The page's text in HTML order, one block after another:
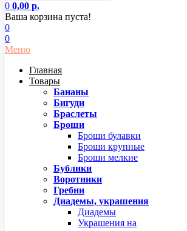
0 0,00 р.
Ваша корзина пуста!
0
0
Меню
Главная
Товары
Бананы
Бигуди
Браслеты
Броши
Броши булавки
Броши крупные
Броши мелкие
Бублики
Воротники
Гребни
Диадемы, украшения
Диадемы
Украшения на